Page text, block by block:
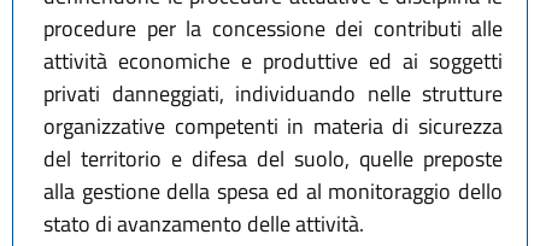
procedure per la concessione dei contributi alle
attività economiche e produttive ed ai soggetti
privati danneggiati, individuando nelle strutture
organizzative competenti in materia di sicurezza
del territorio e difesa del suolo, quelle preposte
alla gestione della spesa ed al monitoraggio dello
stato di avanzamento delle attività.